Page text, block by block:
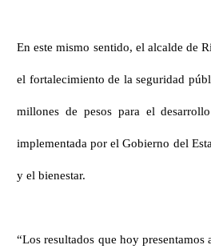
En este mismo sentido, el alcalde de
el fortalecimiento de la seguridad
millones de pesos para el
implementada por el Gobierno del
y el bienestar.
“Los resultados que hoy